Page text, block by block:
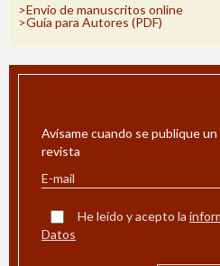
>Envío de manuscritos online
>Guía para Autores (PDF)
Avísame cuando se publique
revista
He leído y acepto la
Datos